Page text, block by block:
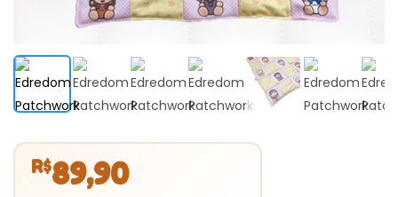
R$89,90